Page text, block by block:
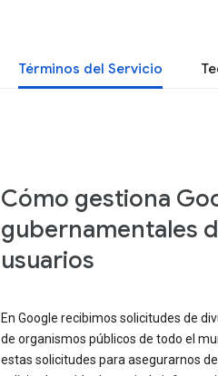
Términos del Servicio
Cómo gestiona
gubernamentales
usuarios
En Google recibimos solicitudes de
de organismos públicos de todo el
estas solicitudes para asegurarnos